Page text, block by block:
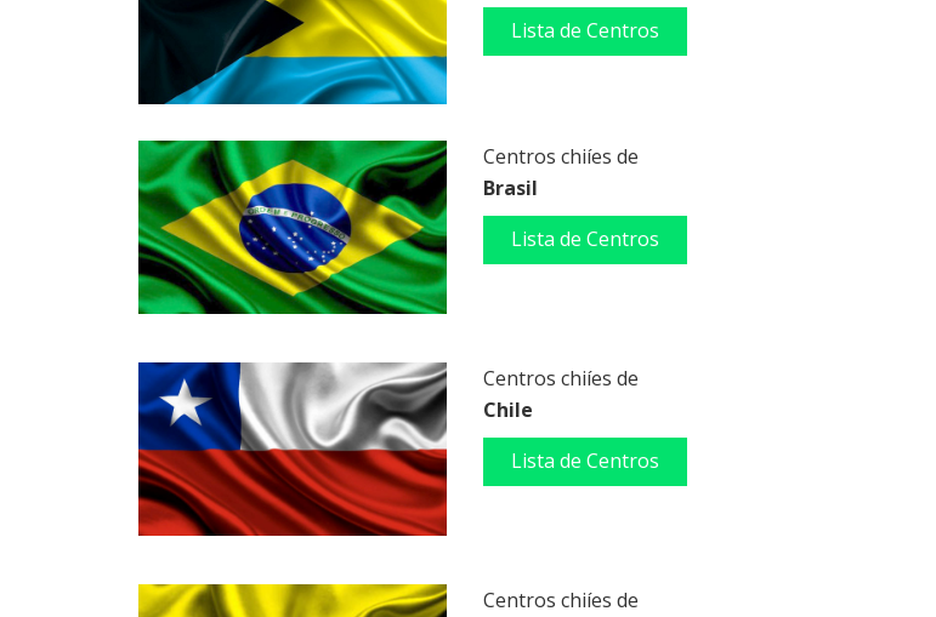
Lista de Centros
Centros chiíes de
Brasil
Lista de Centros
Centros chiíes de
Chile
Lista de Centros
Centros chiíes de